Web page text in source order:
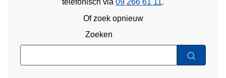
telefonisch via 09 266 61 11.
Of zoek opnieuw
Zoeken